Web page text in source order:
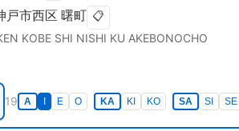
戸市西区 曙町 📋
KOBE SHI NISHI KU AKEBONOCHO
19 A E O KA KI KO SA SI SE